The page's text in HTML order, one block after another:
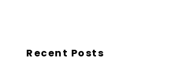
Recent Posts